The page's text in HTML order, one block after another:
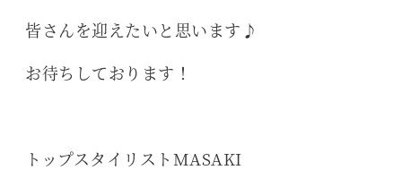
皆さんを迎えたいと思います♪
お待ちしております！
トップスタイリストMASAKI